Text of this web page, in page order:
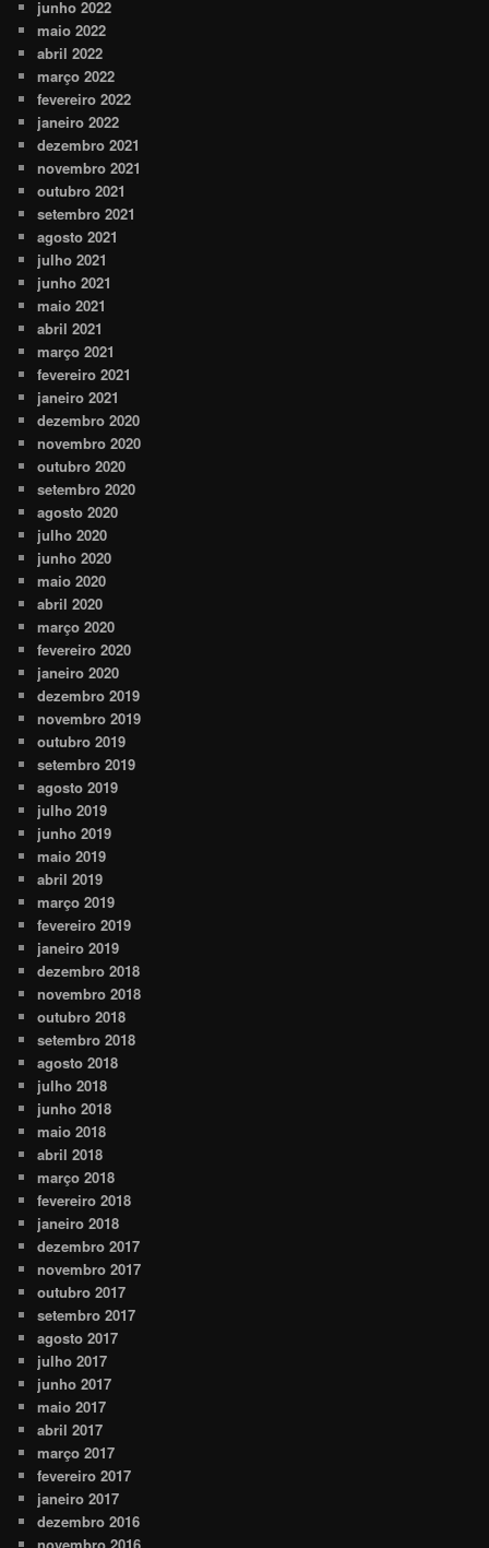
junho 2022
maio 2022
abril 2022
março 2022
fevereiro 2022
janeiro 2022
dezembro 2021
novembro 2021
outubro 2021
setembro 2021
agosto 2021
julho 2021
junho 2021
maio 2021
abril 2021
março 2021
fevereiro 2021
janeiro 2021
dezembro 2020
novembro 2020
outubro 2020
setembro 2020
agosto 2020
julho 2020
junho 2020
maio 2020
abril 2020
março 2020
fevereiro 2020
janeiro 2020
dezembro 2019
novembro 2019
outubro 2019
setembro 2019
agosto 2019
julho 2019
junho 2019
maio 2019
abril 2019
março 2019
fevereiro 2019
janeiro 2019
dezembro 2018
novembro 2018
outubro 2018
setembro 2018
agosto 2018
julho 2018
junho 2018
maio 2018
abril 2018
março 2018
fevereiro 2018
janeiro 2018
dezembro 2017
novembro 2017
outubro 2017
setembro 2017
agosto 2017
julho 2017
junho 2017
maio 2017
abril 2017
março 2017
fevereiro 2017
janeiro 2017
dezembro 2016